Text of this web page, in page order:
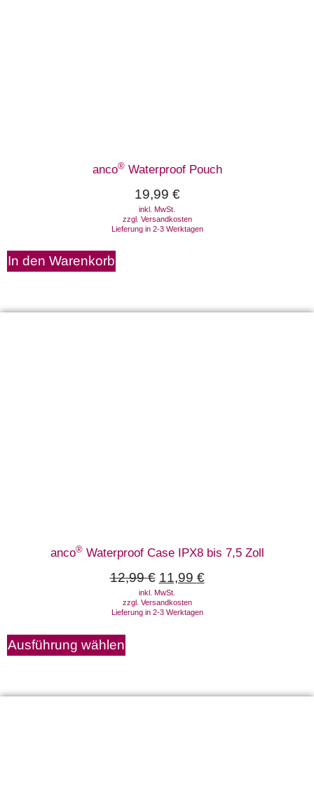
anco®Waterproof Pouch
19,99 €
inkl. MwSt.
zzgl. Versandkosten
Lieferung in 2-3 Werktagen
In den Warenkorb
anco®Waterproof Case IPX8 bis 7,5 Zoll
12,99€ 11,99 €
inkl. MwSt.
zzgl. Versandkosten
Lieferung in 2-3 Werktagen
Ausführung wählen